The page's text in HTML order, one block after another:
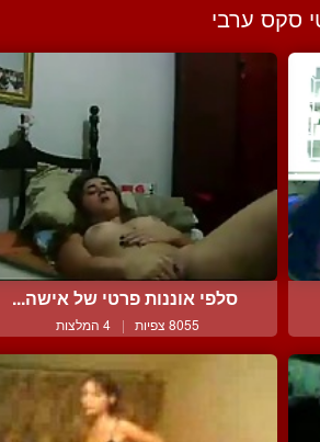
סקס ערבי
סלפי אוננות פרטי של אישה...
8055 צפיות | 4 המלצות